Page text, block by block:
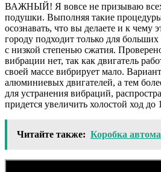
ВАЖНЫЙ! Я вовсе не призываю всех
подушки. Выполняя такие
осознавать, что вы делаете и к чему
городу подходит только для
с низкой степенью сжатия.
вибрации нет, так как двигатель
своей массе вибрирует мало.
алюминиевых двигателей, а тем
для устранения вибраций,
придется увеличить холостой ход до
Читайте также: Коробка